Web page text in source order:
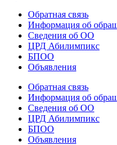
Обратная связь
Информация об
Сведения об ОО
ЦРД Абилимпикс
БПОО
Объявления
Обратная связь
Информация об
Сведения об ОО
ЦРД Абилимпикс
БПОО
Объявления